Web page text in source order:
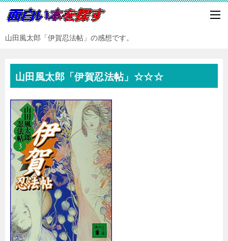
山田風太郎「伊賀忍法帖」の感想です。
山田風太郎「伊賀忍法帖」☆☆☆